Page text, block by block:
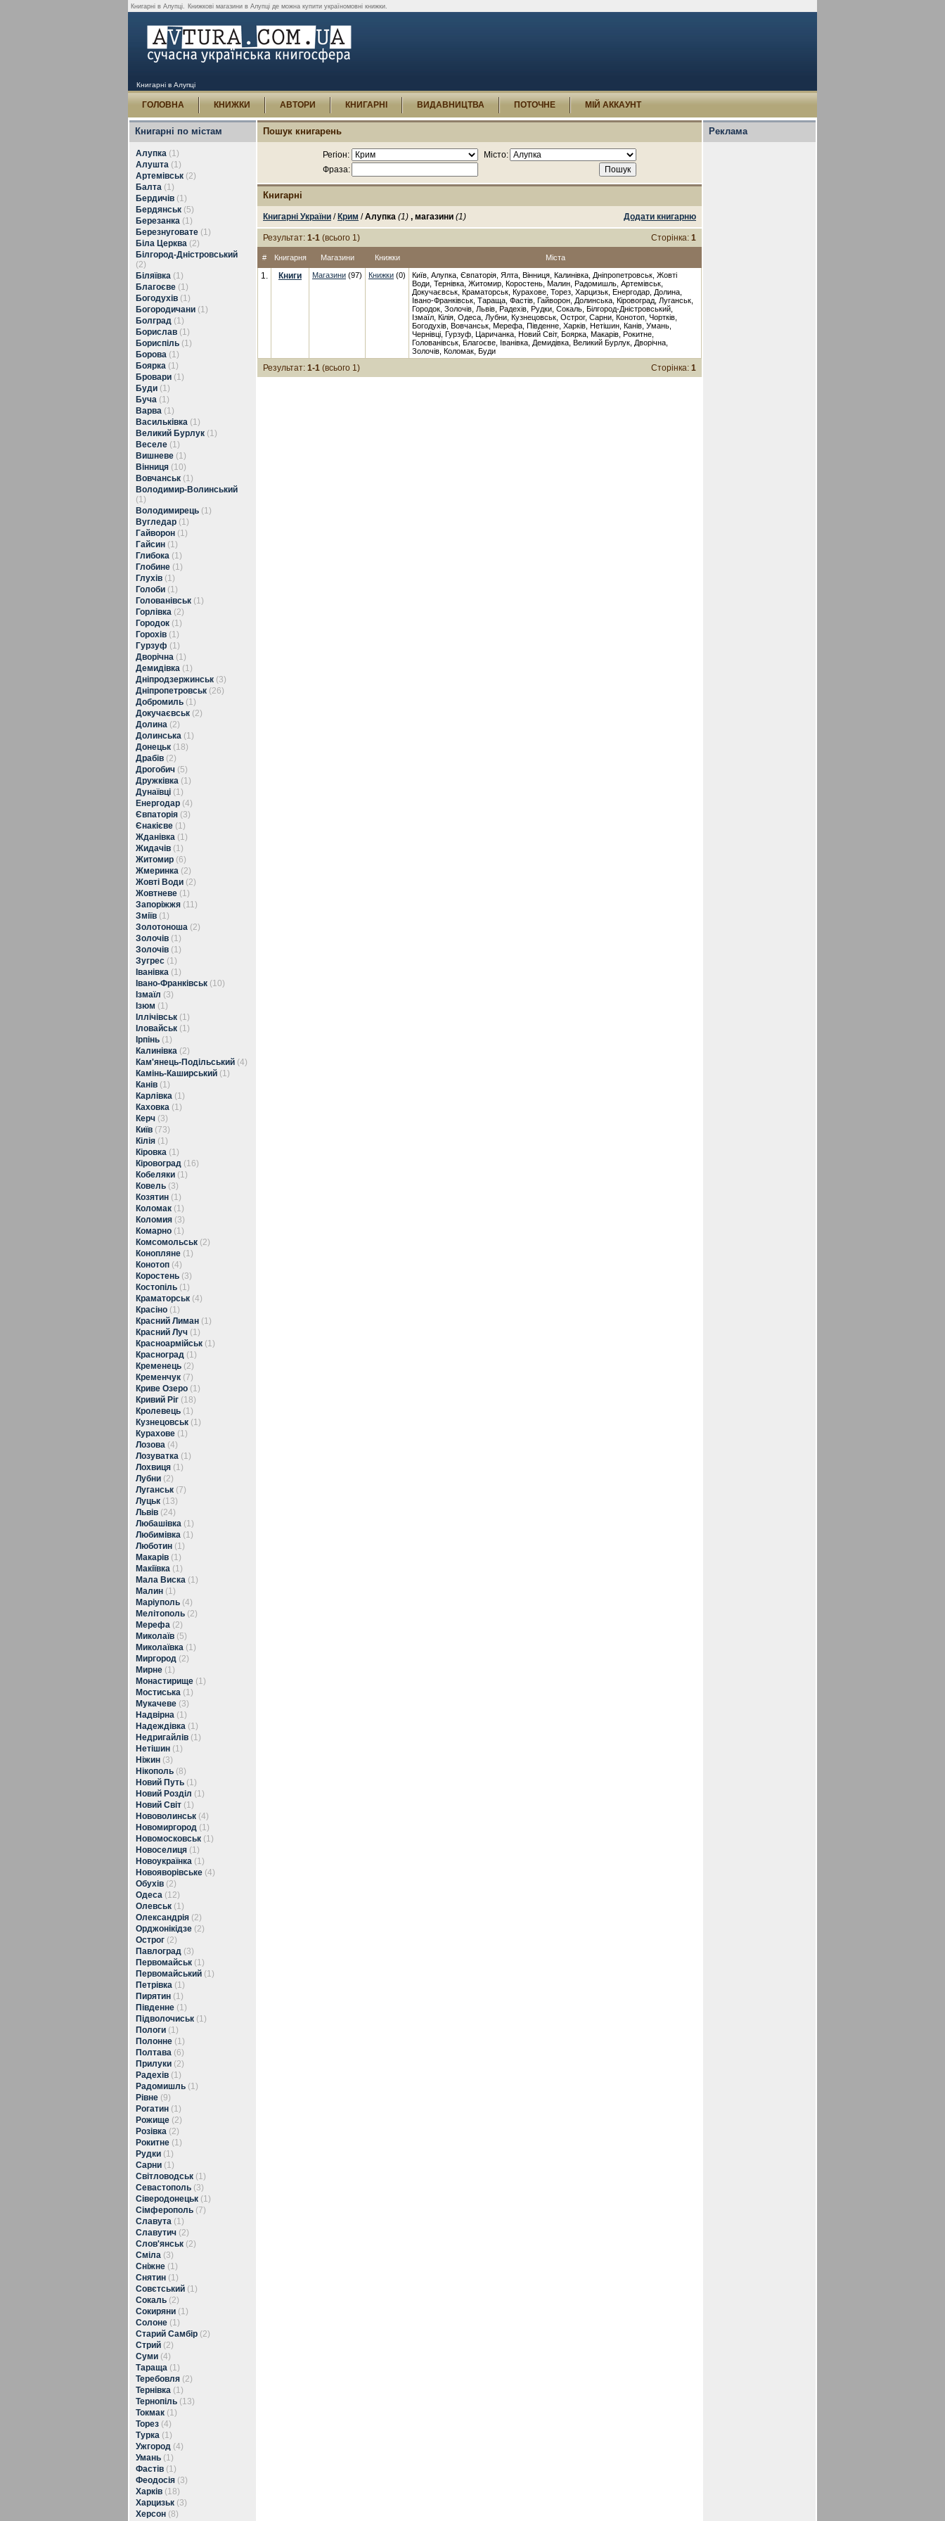
Книгарні в Алупці. Книжкові магазини в Алупці де можна купити україномовні книжки.
Книгарні в Алупці
ГОЛОВНА КНИЖКИ АВТОРИ КНИГАРНІ ВИДАВНИЦТВА ПОТОЧНЕ МІЙ АККАУНТ
Книгарні по містам
Алупка (1)
Алушта (1)
Артемівськ (2)
Балта (1)
Бердичів (1)
Бердянськ (5)
Березанка (1)
Березнуговате (1)
Біла Церква (2)
Білгород-Дністровський
(2)
Біляївка (1)
Благоєве (1)
Богодухів (1)
Богородичани (1)
Болград (1)
Борислав (1)
Бориспіль (1)
Борова (1)
Боярка (1)
Бровари (1)
Буди (1)
Буча (1)
Варва (1)
Васильківка (1)
Великий Бурлук (1)
Веселе (1)
Вишневе (1)
Вінниця (10)
Вовчанськ (1)
Володимир-Волинський
(1)
Володимирець (1)
Вугледар (1)
Гайворон (1)
Гайсин (1)
Глибока (1)
Глобине (1)
Глухів (1)
Голоби (1)
Голованівськ (1)
Горлівка (2)
Городок (1)
Горохів (1)
Гурзуф (1)
Дворічна (1)
Демидівка (1)
Дніпродзержинськ (3)
Дніпропетровськ (26)
Добромиль (1)
Докучаєвськ (2)
Долина (2)
Долинська (1)
Донецьк (18)
Драбів (2)
Дрогобич (5)
Дружківка (1)
Дунаївці (1)
Енергодар (4)
Євпаторія (3)
Єнакієве (1)
Жданівка (1)
Жидачів (1)
Житомир (6)
Жмеринка (2)
Жовті Води (2)
Жовтневе (1)
Запоріжжя (11)
Зміїв (1)
Золотоноша (2)
Золочів (1)
Золочів (1)
Зугрес (1)
Іванівка (1)
Івано-Франківськ (10)
Ізмаїл (3)
Ізюм (1)
Іллічівськ (1)
Іловайськ (1)
Ірпінь (1)
Калинівка (2)
Кам'янець-Подільський (4)
Камінь-Каширський (1)
Канів (1)
Карлівка (1)
Каховка (1)
Керч (3)
Київ (73)
Кілія (1)
Кіровка (1)
Кіровоград (16)
Кобеляки (1)
Ковель (3)
Козятин (1)
Коломак (1)
Коломия (3)
Комарно (1)
Комсомольськ (2)
Конопляне (1)
Конотоп (4)
Коростень (3)
Костопіль (1)
Краматорськ (4)
Красіно (1)
Красний Лиман (1)
Красний Луч (1)
Красноармійськ (1)
Красноград (1)
Кременець (2)
Кременчук (7)
Криве Озеро (1)
Кривий Ріг (18)
Кролевець (1)
Кузнецовськ (1)
Курахове (1)
Лозова (4)
Лозуватка (1)
Лохвиця (1)
Лубни (2)
Луганськ (7)
Луцьк (13)
Львів (24)
Любашівка (1)
Любимівка (1)
Люботин (1)
Макарів (1)
Макіївка (1)
Мала Виска (1)
Малин (1)
Маріуполь (4)
Мелітополь (2)
Мерефа (2)
Миколаїв (5)
Миколаївка (1)
Миргород (2)
Мирне (1)
Монастирище (1)
Мостиська (1)
Мукачеве (3)
Надвірна (1)
Надеждівка (1)
Недригайлів (1)
Нетішин (1)
Ніжин (3)
Нікополь (8)
Новий Путь (1)
Новий Розділ (1)
Новий Світ (1)
Нововолинськ (4)
Новомиргород (1)
Новомосковськ (1)
Новоселиця (1)
Новоукраїнка (1)
Новояворівське (4)
Обухів (2)
Одеса (12)
Олевськ (1)
Олександрія (2)
Орджонікідзе (2)
Острог (2)
Павлоград (3)
Первомайськ (1)
Первомайський (1)
Петрівка (1)
Пирятин (1)
Південне (1)
Підволочиськ (1)
Пологи (1)
Полонне (1)
Полтава (6)
Прилуки (2)
Радехів (1)
Радомишль (1)
Рівне (9)
Рогатин (1)
Рожище (2)
Розівка (2)
Рокитне (1)
Рудки (1)
Сарни (1)
Світловодськ (1)
Севастополь (3)
Сіверодонецьк (1)
Сімферополь (7)
Славута (1)
Славутич (2)
Слов'янськ (2)
Сміла (3)
Сніжне (1)
Снятин (1)
Совєтський (1)
Сокаль (2)
Сокиряни (1)
Солоне (1)
Старий Самбір (2)
Стрий (2)
Суми (4)
Тараща (1)
Теребовля (2)
Тернівка (1)
Тернопіль (13)
Токмак (1)
Торез (4)
Турка (1)
Ужгород (4)
Умань (1)
Фастів (1)
Феодосія (3)
Харків (18)
Харцизьк (3)
Херсон (8)
Пошук книгарень
Регіон:
Місто:
Фраза:
Книгарні
Книгарні України / Крим /Алупка (1) , магазини (1) Додати книгарню
Результат: 1-1 (всього 1) Сторінка: 1
# Книгарня Магазини Книжки Міста
1. Книги Магазини (97) Книжки (0)
Київ, Алупка, Євпаторія, Ялта, Вінниця, Калинівка, Дніпропетровськ, Жовті
Води, Тернівка, Житомир, Коростень, Малин, Радомишль, Артемівськ,
Докучаєвськ, Краматорськ, Курахове, Торез, Харцизьк, Енергодар, Долина,
Івано-Франківськ, Тараща, Фастів, Гайворон, Долинська, Кіровоград, Луганськ,
Городок, Золочів, Львів, Радехів, Рудки, Сокаль, Білгород-Дністровський,
Ізмаїл, Кілія, Одеса, Лубни, Кузнецовськ, Острог, Сарни, Конотоп, Чортків,
Богодухів, Вовчанськ, Мерефа, Південне, Харків, Нетішин, Канів, Умань,
Чернівці, Гурзуф, Царичанка, Новий Світ, Боярка, Макарів, Рокитне,
Голованівськ, Благоєве, Іванівка, Демидівка, Великий Бурлук, Дворічна,
Золочів, Коломак, Буди
Результат: 1-1 (всього 1) Сторінка: 1
Реклама